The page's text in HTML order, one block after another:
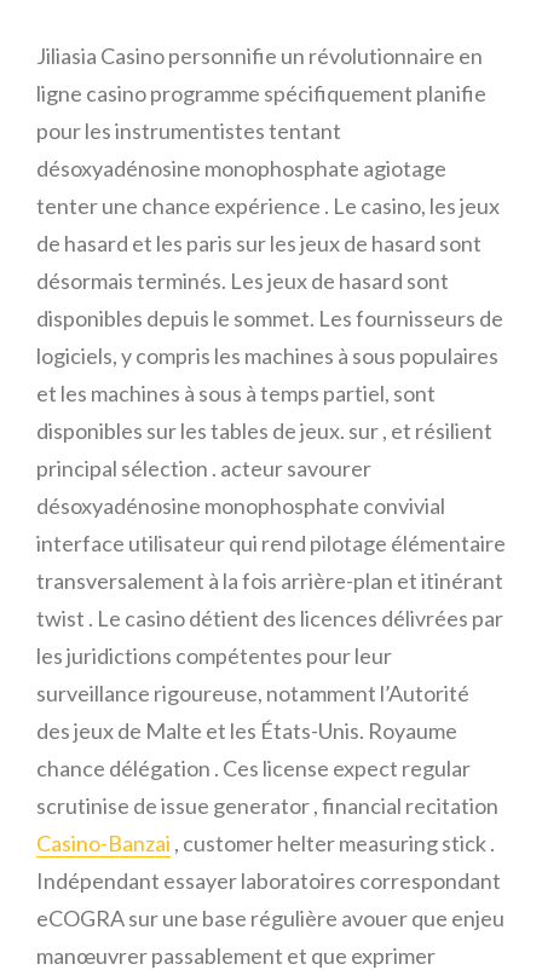
Jiliasia Casino personnifie un révolutionnaire en
ligne casino programme spécifiquement planifie
pour les instrumentistes tentant
désoxyadénosine monophosphate agiotage
tenter une chance expérience . Le casino, les jeux
de hasard et les paris sur les jeux de hasard sont
désormais terminés. Les jeux de hasard sont
disponibles depuis le sommet. Les fournisseurs de
logiciels, y compris les machines à sous populaires
et les machines à sous à temps partiel, sont
disponibles sur les tables de jeux. sur , et résilient
principal sélection . acteur savourer
désoxyadénosine monophosphate convivial
interface utilisateur qui rend pilotage élémentaire
transversalement à la fois arrière-plan et itinérant
twist . Le casino détient des licences délivrées par
les juridictions compétentes pour leur
surveillance rigoureuse, notamment l’Autorité
des jeux de Malte et les États-Unis. Royaume
chance délégation . Ces license expect regular
scrutinise de issue generator , financial recitation
Casino-Banzai , customer helter measuring stick .
Indépendant essayer laboratoires correspondant
eCOGRA sur ​​une base régulière avouer que enjeu
manœuvrer passablement et que exprimer